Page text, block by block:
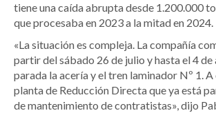
tiene una caída abrupta desde 1.200.000
que procesaba en 2023 a la mitad en 2024.
«La situación es compleja. La compañía
partir del sábado 26 de julio y hasta el 4
parada la acería y el tren laminador Nº 1. A
planta de Reducción Directa que ya está
de mantenimiento de contratistas», dijo